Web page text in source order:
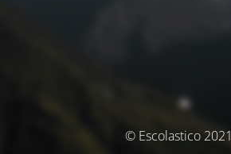
© Escolastico 2021